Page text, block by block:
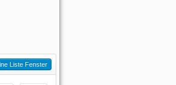
Liste Fenster